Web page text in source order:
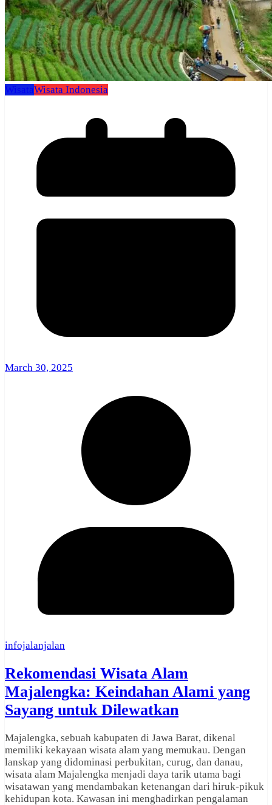
WisataWisata Indonesia
March 30, 2025
infojalanjalan
Rekomendasi Wisata Alam
Majalengka: Keindahan Alami yang
Sayang untuk Dilewatkan
Majalengka, sebuah kabupaten di Jawa Barat, dikenal
memiliki kekayaan wisata alam yang memukau. Dengan
lanskap yang didominasi perbukitan, curug, dan danau,
wisata alam Majalengka menjadi daya tarik utama bagi
wisatawan yang mendambakan ketenangan dari hiruk-pikuk
kehidupan kota. Kawasan ini menghadirkan pengalaman